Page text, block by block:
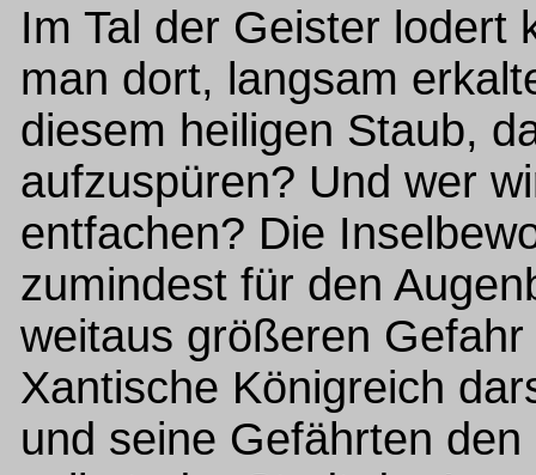
Im Tal der Geister lodert
man dort, langsam
diesem heiligen Staub,
aufzuspüren? Und wer
entfachen? Die
zumindest für den
weitaus größeren
Xantische Königreich
und seine Gefährten